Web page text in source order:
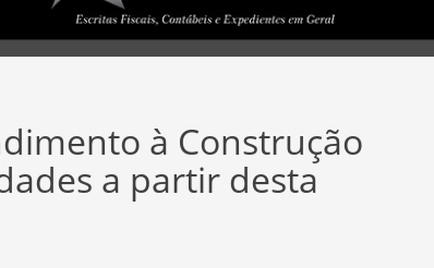
à Construção
a partir desta